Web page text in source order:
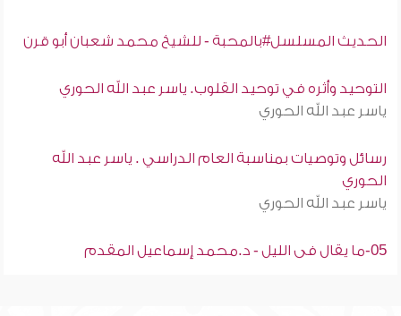
الحديث المسلسل#بالمحبة - للشيخ محمد شعبان أبو قرن
التوحيد وأثره في توحيد القلوب. ياسر عبد الله الحوري
ياسر عبد الله الحوري
رسائل وتوصيات بمناسبة العام الدراسي . ياسر عبد الله
الحوري
ياسر عبد الله الحوري
05-ما يقال فى الليل - د.محمد إسماعيل المقدم